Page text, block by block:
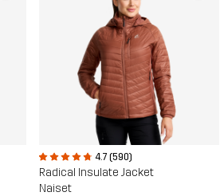
4.7 (590)
Radical Insulate Jacket
Naiset